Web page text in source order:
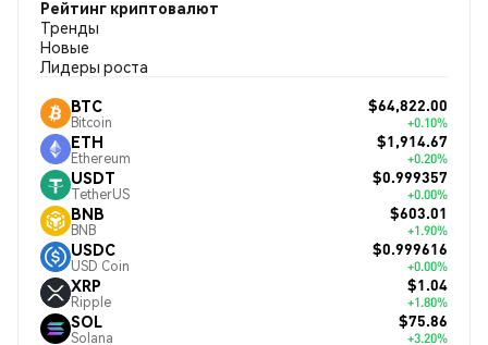
Рейтинг криптовалют
Тренды
Новые
Лидеры роста
BTC
Bitcoin
$64,822.00
+0.10%
ETH
Ethereum
$1,914.67
+0.20%
USDT
TetherUS
$0.999357
+0.00%
BNB
BNB
$603.01
+1.90%
USDC
USD Coin
$0.999616
+0.00%
XRP
Ripple
$1.04
+1.80%
SOL
Solana
$75.86
+3.20%